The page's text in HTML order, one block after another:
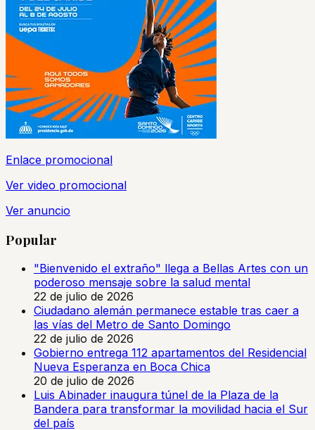
Enlace promocional
Ver video promocional
Ver anuncio
Popular
"Bienvenido el extraño" llega a Bellas Artes con un
poderoso mensaje sobre la salud mental
22 de julio de 2026
Ciudadano alemán permanece estable tras caer a
las vías del Metro de Santo Domingo
22 de julio de 2026
Gobierno entrega 112 apartamentos del Residencial
Nueva Esperanza en Boca Chica
20 de julio de 2026
Luis Abinader inaugura túnel de la Plaza de la
Bandera para transformar la movilidad hacia el Sur
del país